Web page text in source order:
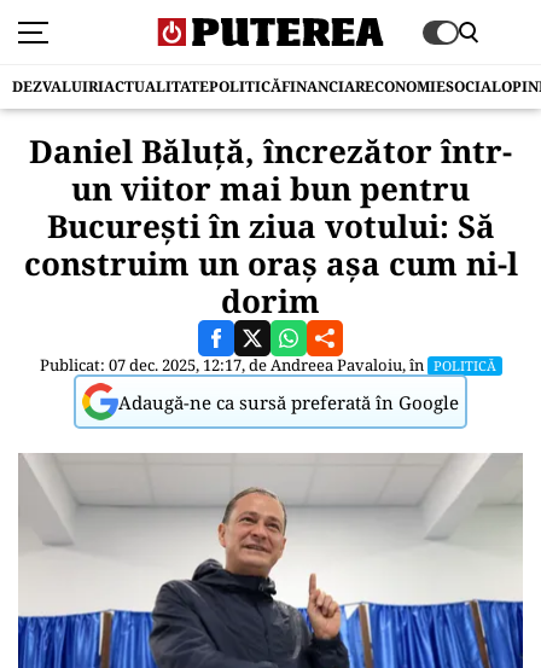
DEZVALUIRIACTUALITATEPOLITICĂFINANCIARECONOMIESOCIAL
Daniel Băluță, încrezător într-
un viitor mai bun pentru
București în ziua votului: Să
construim un oraș așa cum ni-l
dorim
Publicat: 07 dec. 2025, 12:17, deAndreea Pavaloiu, în POLITICĂ
Adaugă-ne ca sursă preferată în Google